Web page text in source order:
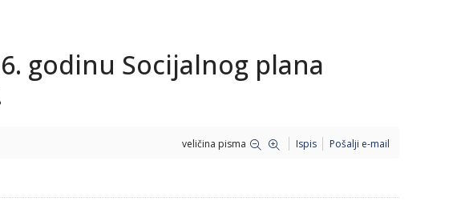
godinu Socijalnog plana
veličina pisma Ispis Pošalji e-mail